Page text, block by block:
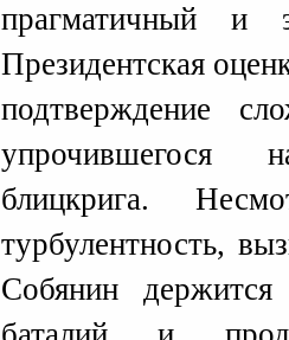
прагматичный и
Президентская
подтверждение
упрочившегося
блицкрига.
турбулентность,
Собянин